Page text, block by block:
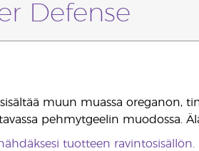
Defense
muun muassa oreganon,
pehmytgeelin muodossa.
tuotteen ravintosisällön.